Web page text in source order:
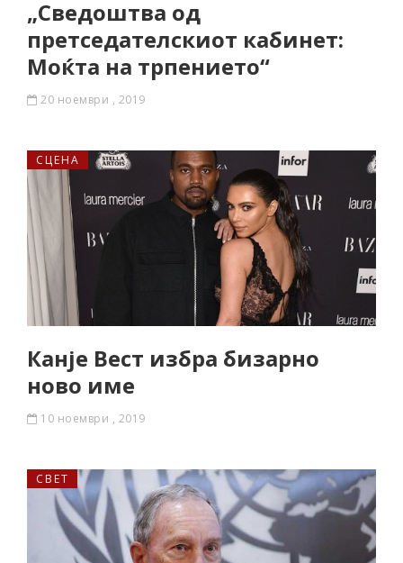
„Сведоштва од
претседателскиот кабинет:
Моќта на трпението“
20 ноември , 2019
СЦЕНА
Канје Вест избра бизарно
ново име
10 ноември , 2019
СВЕТ